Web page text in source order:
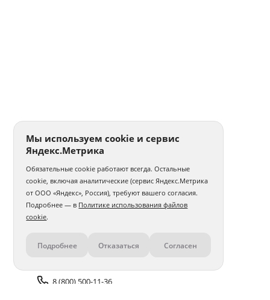
Контакты
8 (800) 500-11-36
Мы используем cookie и сервис
Яндекс.Метрика
Обязательные cookie работают всегда. Остальные
cookie, включая аналитические (сервис Яндекс.Метрика
от ООО «Яндекс», Россия), требуют вашего согласия.
Подробнее — в Политике использования файлов
cookie.
Подробнее Отказаться Согласен